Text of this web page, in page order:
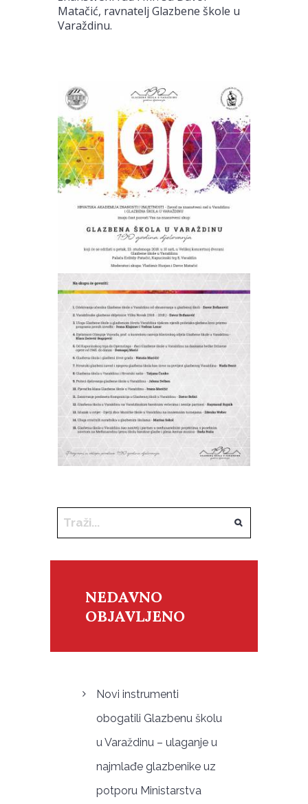
Matačić, ravnatelj Glazbene škole u
Varaždinu.
NEDAVNO
OBJAVLJENO
Novi instrumenti
obogatili Glazbenu školu
u Varaždinu – ulaganje u
najmlađe glazbenike uz
potporu Ministarstva